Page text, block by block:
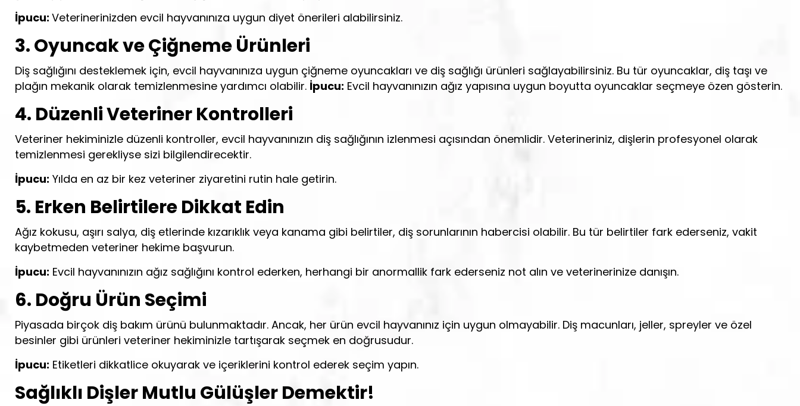
İpucu: Veterinerinizden evcil hayvanınıza uygun diyet önerileri alabilirsiniz.
3. Oyuncak ve Çiğneme Ürünleri
Diş sağlığını desteklemek için, evcil hayvanınıza uygun çiğneme oyuncakları ve diş sağlığı ürünleri sağlayabilirsiniz. Bu tür oyuncaklar, diş taşı ve
plağın mekanik olarak temizlenmesine yardımcı olabilir. İpucu: Evcil hayvanınızın ağız yapısına uygun boyutta oyuncaklar seçmeye özen gösterin.
4. Düzenli Veteriner Kontrolleri
Veteriner hekiminizle düzenli kontroller, evcil hayvanınızın diş sağlığının izlenmesi açısından önemlidir. Veterineriniz, dişlerin profesyonel olarak
temizlenmesi gerekliyse sizi bilgilendirecektir.
İpucu: Yılda en az bir kez veteriner ziyaretini rutin hale getirin.
5. Erken Belirtilere Dikkat Edin
Ağız kokusu, aşırı salya, diş etlerinde kızarıklık veya kanama gibi belirtiler, diş sorunlarının habercisi olabilir. Bu tür belirtiler fark ederseniz, vakit
kaybetmeden veteriner hekime başvurun.
İpucu: Evcil hayvanınızın ağız sağlığını kontrol ederken, herhangi bir anormallik fark ederseniz not alın ve veterinerinize danışın.
6. Doğru Ürün Seçimi
Piyasada birçok diş bakım ürünü bulunmaktadır. Ancak, her ürün evcil hayvanınız için uygun olmayabilir. Diş macunları, jeller, spreyler ve özel
besinler gibi ürünleri veteriner hekiminizle tartışarak seçmek en doğrusudur.
İpucu: Etiketleri dikkatlice okuyarak ve içeriklerini kontrol ederek seçim yapın.
Sağlıklı Dişler Mutlu Gülüşler Demektir!